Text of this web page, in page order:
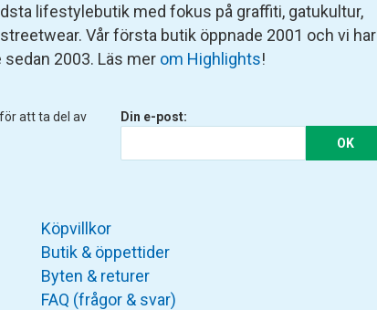
lifestylebutik med fokus på graffiti, gatukultur,
Vår första butik öppnade 2001 och vi har
2003. Läs mer om Highlights!
att ta del av
Din e-post:
OK
Köpvillkor
Butik & öppettider
Byten & returer
FAQ (frågor & svar)